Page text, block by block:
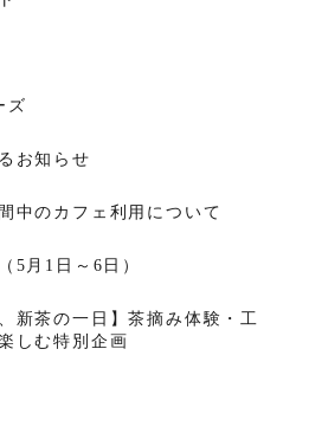
ズ
お知らせ
中のカフェ利用について
5月1日～6日）
新茶の一日】茶摘み体験・工
しむ特別企画